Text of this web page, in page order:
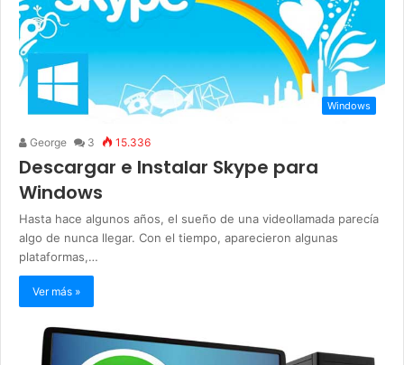
Windows
George 3 15.336
Descargar e Instalar Skype para
Windows
Hasta hace algunos años, el sueño de una videollamada parecía
algo de nunca llegar. Con el tiempo, aparecieron algunas
plataformas,…
Ver más »